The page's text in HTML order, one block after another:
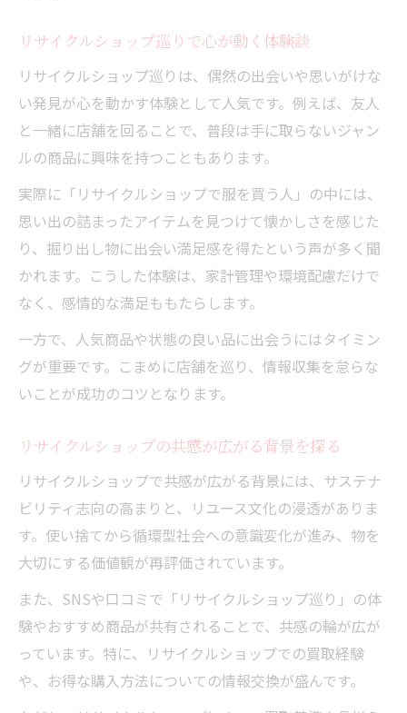
リサイクルショップ利用でサステナビリテ
リサイクルショップを賢く選ぶポイント
リサイクルショップで始める環境配慮の第
一歩
リサイクルショップが伝えるモノの背景
リサイクルショップで聞くモノの物語とは
リサイクルショップの品に込められた想い
リサイクルショップの商品が語る歴史
リサイクルショップでモノの物語を感じる
リサイクルショップ巡りで心が動く体験談
リサイクルショップ巡りは、偶然の出会いや思いがけな
い発見が心を動かす体験として人気です。例えば、友人
と一緒に店舗を回ることで、普段は手に取らないジャン
ルの商品に興味を持つこともあります。
実際に「リサイクルショップで服を買う人」の中には、
思い出の詰まったアイテムを見つけて懐かしさを感じた
り、掘り出し物に出会い満足感を得たという声が多く聞
かれます。こうした体験は、家計管理や環境配慮だけで
なく、感情的な満足ももたらします。
一方で、人気商品や状態の良い品に出会うにはタイミン
グが重要です。こまめに店舗を巡り、情報収集を怠らな
いことが成功のコツとなります。
リサイクルショップの共感が広がる背景を探る
リサイクルショップで共感が広がる背景には、サステナ
ビリティ志向の高まりと、リユース文化の浸透がありま
す。使い捨てから循環型社会への意識変化が進み、物を
大切にする価値観が再評価されています。
また、SNSや口コミで「リサイクルショップ巡り」の体
験やおすすめ商品が共有されることで、共感の輪が広が
っています。特に、リサイクルショップでの買取経験
や、お得な購入方法についての情報交換が盛んです。